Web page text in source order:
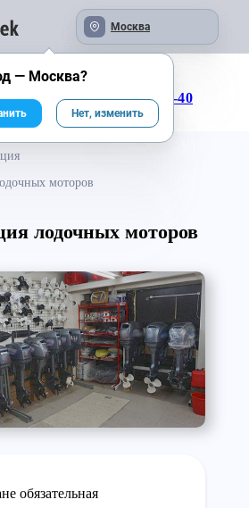
Москва
8 800 333-25-40
моторов
лодочных моторов
обязательная
— Москва?
Нет, изменить